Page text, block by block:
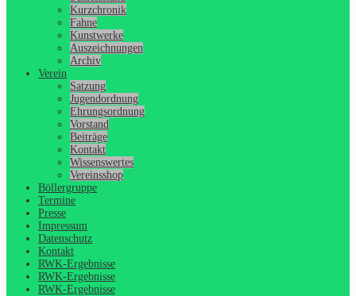
Kurzchronik
Fahne
Kunstwerke
Auszeichnungen
Archiv
Verein
Satzung
Jugendordnung
Ehrungsordnung
Vorstand
Beiträge
Kontakt
Wissenswertes
Vereinsshop
Böllergruppe
Termine
Presse
Impressum
Datenschutz
Kontakt
RWK-Ergebnisse
RWK-Ergebnisse
RWK-Ergebnisse